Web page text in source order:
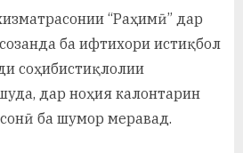
“Раҳимӣ” дар
ба ифтихори истиқбол
соҳибистиқлолии
дар ноҳия калонтарин
ба шумор меравад.